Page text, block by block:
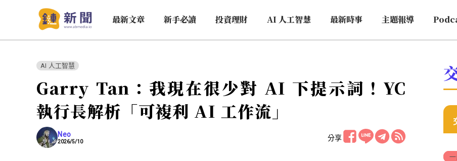
最新文章 新手必讀 投資理財 AI 人工智慧 最新時事 主題報導
AI 人工智慧
Garry Tan：我現在很少對 AI 下提示詞！YC
執行長解析「可複利 AI 工作流」
Neo
2026/5/10 分享